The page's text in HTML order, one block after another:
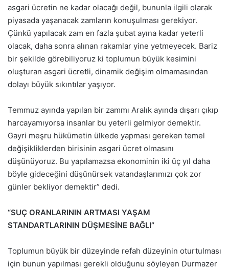
asgari ücretin ne kadar olacağı değil, bununla ilgili olarak
piyasada yaşanacak zamların konuşulması gerekiyor.
Çünkü yapılacak zam en fazla şubat ayına kadar yeterli
olacak, daha sonra alınan rakamlar yine yetmeyecek. Bariz
bir şekilde görebiliyoruz ki toplumun büyük kesimini
oluşturan asgari ücretli, dinamik değişim olmamasından
dolayı büyük sıkıntılar yaşıyor.
Temmuz ayında yapılan bir zammı Aralık ayında dışarı çıkıp
harcayamıyorsa insanlar bu yeterli gelmiyor demektir.
Gayri meşru hükümetin ülkede yapması gereken temel
değişikliklerden birisinin asgari ücret olmasını
düşünüyoruz. Bu yapılamazsa ekonominin iki üç yıl daha
böyle gideceğini düşünürsek vatandaşlarımızı çok zor
günler bekliyor demektir” dedi.
“SUÇ ORANLARININ ARTMASI YAŞAM
STANDARTLARININ DÜŞMESİNE BAĞLI”
Toplumun büyük bir düzeyinde refah düzeyinin oturtulması
için bunun yapılması gerekli olduğunu söyleyen Durmazer